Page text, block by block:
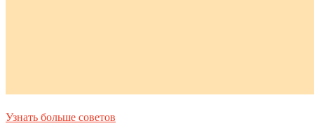
Узнать больше советов